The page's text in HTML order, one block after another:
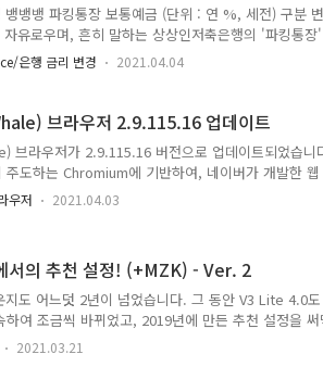
뱅뱅뱅 파킹통장 보통예금 (단위 : 연 %, 세전) 구분
유로우며, 흔히 말하는 상상인저축은행의 '파킹통
년 3월 18일(목) 3. 이자는 매월 지급 (매월 세 번
만 맡겨도 줍니다. '줍니다' = 이자의 발생 (O), 이자의
금 금리 변화 (단위 : 연 %, 세전) 시행일자 금리 2020
은행 금리 변경 2021.04.04
브라우저 2.9.115.16 업데이트
브라우저가 2.9.115.16 버전으로 업데이트되었습니
주도하는 Chromium에 기반하여, 네이버가 개발한
데이트된 버전은 Chromium 86 기반입니다.
- [웨일온] 가상 배경 지원 - [웨일온] 대기실 지원 - [웨
용하기 옵션 지원 해결 - Crash 발생 해결 - 계산기 작
터 오류 해결 업데이트 하는 방법 Windows에서 네이
우저 2021.04.03
의 추천 설정! (+MZK) - Ver. 2
도 어느덧 2년이 넘었습니다. 그 동안 V3 Lite 4.0도
하여 조금씩 바뀌었고, 2019년에 만든 추천 설정을
났다고 생각이 되었습니다. * 'V3 Lite 4.0 새 버전'에
: https://la-nube.tistory.com/565 그래서 2021년 3월
2021.03.21